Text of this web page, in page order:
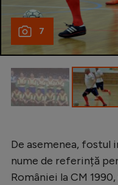
Auto
Rugby
Ciclism
Alte
JO 2026
7
De asemenea, fostul
nume de referință
României la CM